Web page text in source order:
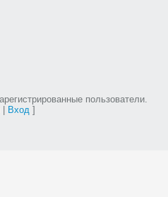
пользователи.
| Вход]